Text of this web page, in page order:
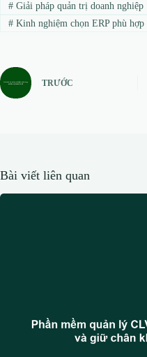
#Giải pháp quản trị doanh nghiệp
#Kinh nghiệm chọn ERP phù hợp
TRƯỚC
Bài viết liên quan